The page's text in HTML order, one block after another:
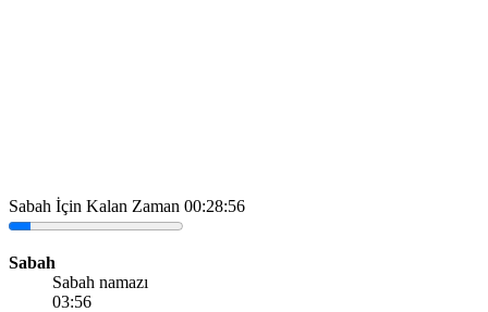
Sabah İçin Kalan Zaman 00:28:56
Sabah
Sabah namazı
03:56